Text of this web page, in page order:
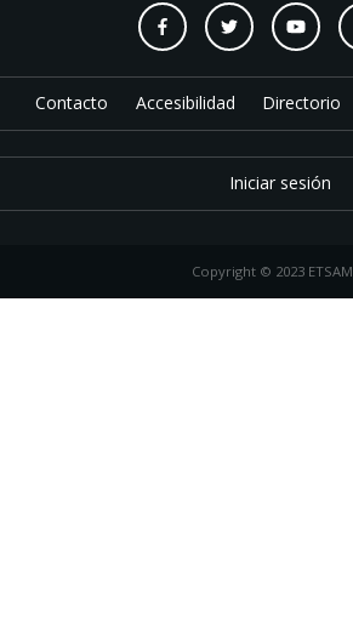
Contacto Accesibilidad Directorio
Iniciar sesión
Copyright © 2023 ETSAM